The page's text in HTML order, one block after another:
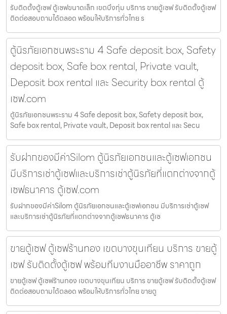
รับติดตั้งตู้เซฟ ตู้เซฟขนาดเล็ก เขตบึงกุ่ม บริการ ขายตู้เซฟ รับติดตั้งตู้เซฟ
ติดต่อสอบถามได้ตลอด พร้อมให้บริการทั่วไทย ร
ตู้นิรภัยเอกชนพระราม 4 Safe deposit box, Safety
deposit box, Safe box rental, Private vault,
Deposit box rental และ Security box rental ตู้
เซฟ.com
ตู้นิรภัยเอกชนพระราม 4 Safe deposit box, Safety deposit box,
Safe box rental, Private vault, Deposit box rental และ Secu
รับฝากของมีค่าSilom ตู้นิรภัยเอกชนและตู้เซฟเอกชน
มีบริการเช่าตู้เซฟและบริการเช่าตู้นิรภัยที่แตกต่างจากตู้
เซฟธนาคาร ตู้เซฟ.com
รับฝากของมีค่าSilom ตู้นิรภัยเอกชนและตู้เซฟเอกชน มีบริการเช่าตู้เซฟ
และบริการเช่าตู้นิรภัยที่แตกต่างจากตู้เซฟธนาคาร ตู้เซ
ขายตู้เซฟ ตู้เซฟร้านทอง เขตบางขุนเทียน บริการ ขายตู้
เซฟ รับติดตั้งตู้เซฟ พร้อมทีมงานมืออาชีพ ราคาถูก
ขายตู้เซฟ ตู้เซฟร้านทอง เขตบางขุนเทียน บริการ ขายตู้เซฟ รับติดตั้งตู้เซฟ
ติดต่อสอบถามได้ตลอด พร้อมให้บริการทั่วไทย ขายตู